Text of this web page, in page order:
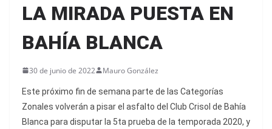
LA MIRADA PUESTA EN
BAHÍA BLANCA
30 de junio de 2022 Mauro González
Este próximo fin de semana parte de las Categorías
Zonales volverán a pisar el asfalto del Club Crisol de Bahía
Blanca para disputar la 5ta prueba de la temporada 2020, y